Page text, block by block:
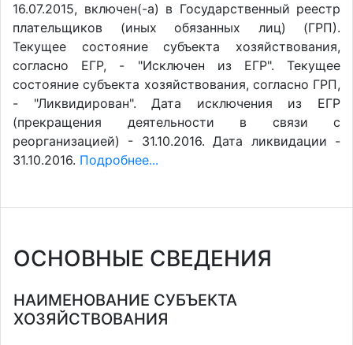
16.07.2015, включен(-a) в Государственный реестр
плательщиков (иных обязанных лиц) (ГРП).
Текущее состояние субъекта хозяйствования,
согласно ЕГР, - "Исключен из ЕГР". Текущее
состояние субъекта хозяйствования, согласно ГРП,
- "Ликвидирован". Дата исключения из ЕГР
(прекращения деятельности в связи с
реорганизацией) - 31.10.2016. Дата ликвидации -
31.10.2016. Подробнее...
ОСНОВНЫЕ СВЕДЕНИЯ
НАИМЕНОВАНИЕ СУБЪЕКТА
ХОЗЯЙСТВОВАНИЯ